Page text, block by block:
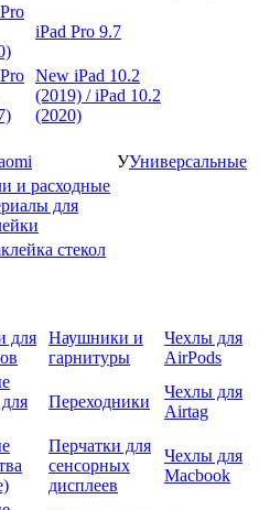
iPad Pro 9.7
New iPad 10.2
(2019) / iPad 10.2
(2020)
УУниверсальные
и расходные
для
стекол
для
Наушники и
гарнитуры
Чехлы для
AirPods
Переходники
Чехлы для
Airtag
Перчатки для
сенсорных
дисплеев
Чехлы для
Macbook